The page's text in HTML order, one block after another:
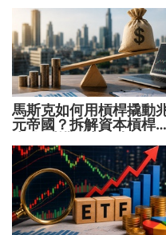
馬斯克如何用槓桿撬動
元帝國？拆解資本槓桿5